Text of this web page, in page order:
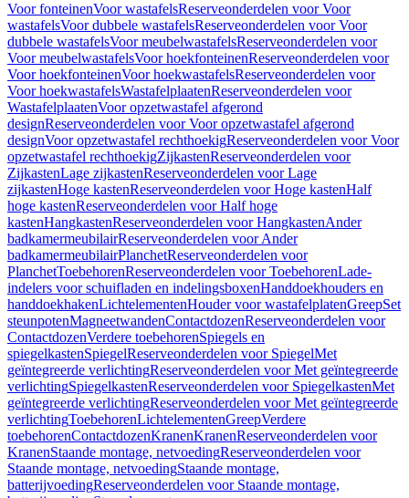
Voor fonteinenVoor wastafelsReserveonderdelen voor Voor
wastafelsVoor dubbele wastafelsReserveonderdelen voor Voor
dubbele wastafelsVoor meubelwastafelsReserveonderdelen voor
Voor meubelwastafelsVoor hoekfonteinenReserveonderdelen voor
Voor hoekfonteinenVoor hoekwastafelsReserveonderdelen voor
Voor hoekwastafelsWastafelplaatenReserveonderdelen voor
WastafelplaatenVoor opzetwastafel afgerond
designReserveonderdelen voor Voor opzetwastafel afgerond
designVoor opzetwastafel rechthoekigReserveonderdelen voor Voor
opzetwastafel rechthoekigZijkastenReserveonderdelen voor
ZijkastenLage zijkastenReserveonderdelen voor Lage
zijkastenHoge kastenReserveonderdelen voor Hoge kastenHalf
hoge kastenReserveonderdelen voor Half hoge
kastenHangkastenReserveonderdelen voor HangkastenAnder
badkamermeubilairReserveonderdelen voor Ander
badkamermeubilairPlanchetReserveonderdelen voor
PlanchetToebehorenReserveonderdelen voor ToebehorenLade-
indelers voor schuifladen en indelingsboxenHanddoekhouders en
handdoekhakenLichtelementenHouder voor wastafelplatenGreepSet
steunpotenMagneetwandenContactdozenReserveonderdelen voor
ContactdozenVerdere toebehorenSpiegels en
spiegelkastenSpiegelReserveonderdelen voor SpiegelMet
geïntegreerde verlichtingReserveonderdelen voor Met geïntegreerde
verlichtingSpiegelkastenReserveonderdelen voor SpiegelkastenMet
geïntegreerde verlichtingReserveonderdelen voor Met geïntegreerde
verlichtingToebehorenLichtelementenGreepVerdere
toebehorenContactdozenKranenKranenReserveonderdelen voor
KranenStaande montage, netvoedingReserveonderdelen voor
Staande montage, netvoedingStaande montage,
batterijvoedingReserveonderdelen voor Staande montage,